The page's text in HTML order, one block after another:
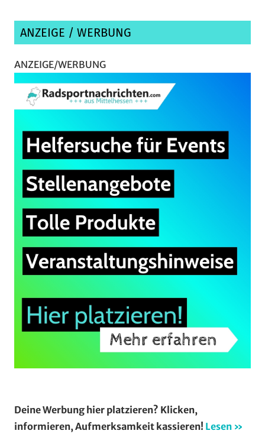
ANZEIGE / WERBUNG
ANZEIGE/WERBUNG
Deine Werbung hier platzieren? Klicken,
informieren, Aufmerksamkeit kassieren! Lesen »